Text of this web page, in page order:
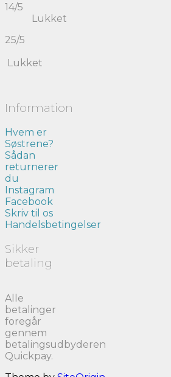
14/5
Lukket
25/5
Lukket
Information
Hvem er
Søstrene?
Sådan
returnerer
du
Instagram
Facebook
Skriv til os
Handelsbetingelser
Sikker
betaling
Alle
betalinger
foregår
gennem
betalingsudbyderen
Quickpay.